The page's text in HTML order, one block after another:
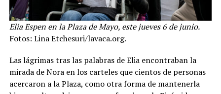
Elia Espen en la Plaza de Mayo, este jueves 6 de junio.
Fotos: Lina Etchesuri/lavaca.org.
Las lágrimas tras las palabras de Elia encontraban la
mirada de Nora en los carteles que cientos de personas
acercaron a la Plaza, como otra forma de mantenerla